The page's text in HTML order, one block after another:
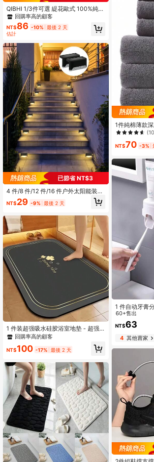
QIBHI 1/3件可選 緹花歐式 100%純棉
毛圈浴巾，可選1件浴巾或1件毛巾，
純棉柔軟面巾，浴巾，沙灘巾，親膚
柔軟浴室毛巾，適用於浴室、飯店、
學校、返校季、居家必需品，毛巾，
護膚
回購率高的顧客
NT$86 -10% 最後 2 天
估計
已節省 NT$3
4 件/8 件/12 件/16 件户外太阳能装饰
灯、1 个 LED 白光/暖光、甲板灯 - 黑
色/白色外壳、壁灯、户外花园栅栏
诞节感恩节礼物
NT$29 -9% 最後 2 天
1 件装超强吸水硅胶浴室地垫 - 超强
防滑、速干、奢华柔软 - 适用于浴
升家居和秋季浴室装饰，可用作浴室
件、返校季入口装饰
回購率高的顧客
NT$100 -17% 最後 2 天
1件純棉薄款
極簡純色，男
校、戶外旅行
NT$70 -3%
1 件自动牙膏
浴室和厨房工
室装饰秋季装
60+售出
NT$63
4其他賣家
#6 熱銷榜 Top
回購率高的顧